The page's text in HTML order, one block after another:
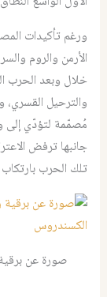
ورغم تأكيدات
الأرمن والروم
خلال وبعد الحرب
والترحيل
مُصمّمة لتؤدّي إلى
جانبها ترفض
تلك الحرب بارتكاب
صورة عن برقية